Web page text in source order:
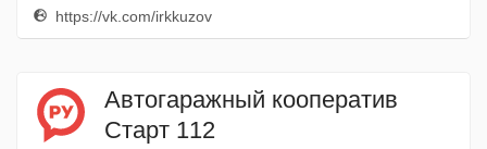
https://vk.com/irkkuzov
Автогаражный кооператив
Старт 112